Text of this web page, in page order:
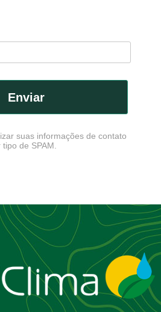
Enviar
suas informações de contato
de SPAM.